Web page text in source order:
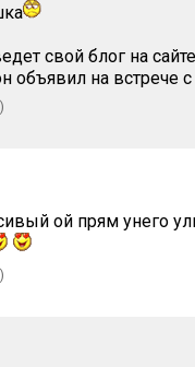
свой блог на
объявил на встрече
ой прям унего